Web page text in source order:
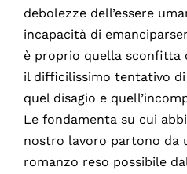
debolezze dell’essere
incapacità di
è proprio quella sconfitta
il difficilissimo tentativo
quel disagio e
Le fondamenta su cui
nostro lavoro partono da
romanzo reso possibile